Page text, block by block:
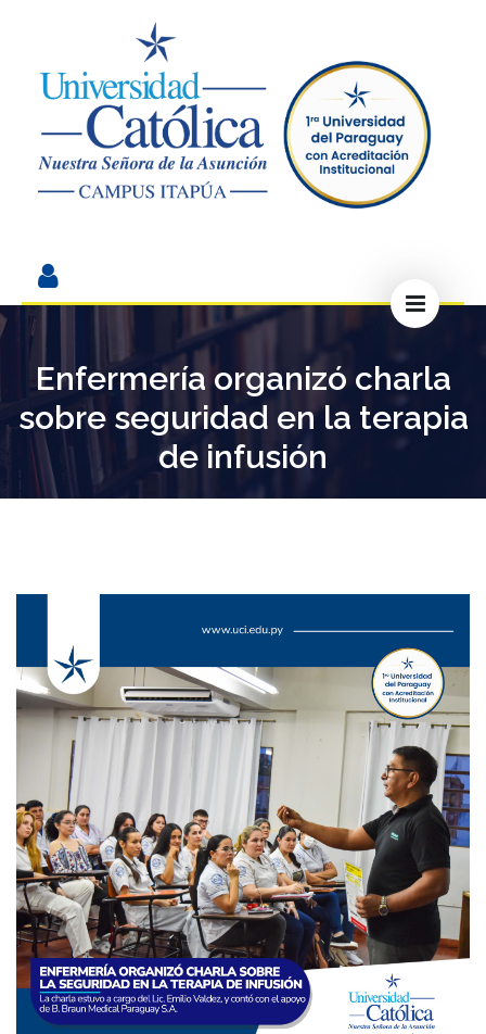
Enfermería organizó charla
sobre seguridad en la terapia
de infusión